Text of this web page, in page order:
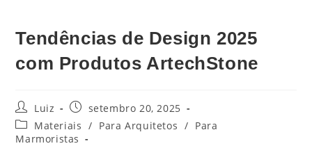
Tendências de Design 2025
com Produtos ArtechStone
Luiz
setembro 20, 2025
Materiais / Para Arquitetos / Para
Marmoristas